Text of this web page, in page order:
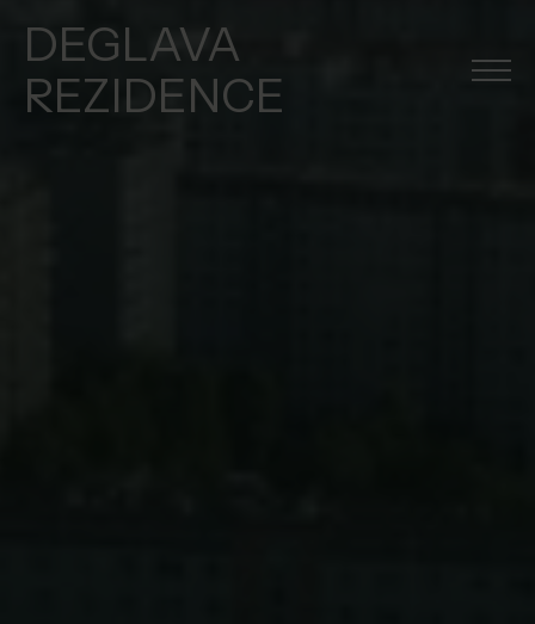
DEGLAVA
REZIDENCE